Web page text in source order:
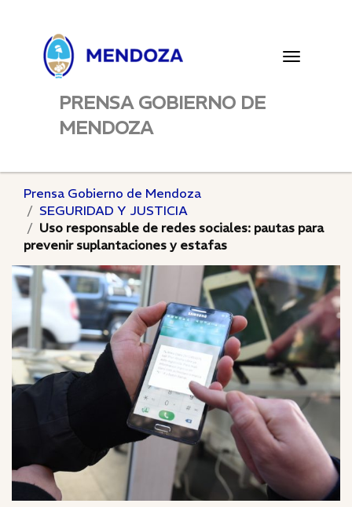
Toggle
PRENSA GOBIERNO DE
MENDOZA
Prensa Gobierno de Mendoza
SEGURIDAD Y JUSTICIA
Uso responsable de redes sociales: pautas para
prevenir suplantaciones y estafas